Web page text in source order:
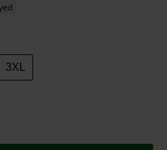
3XL